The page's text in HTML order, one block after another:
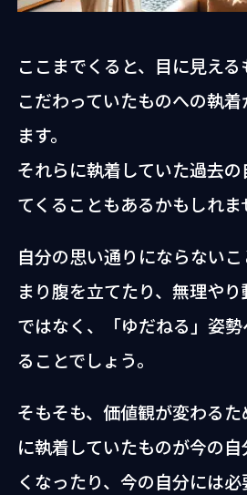
ここまでくると、目に見え
こだわっていたものへの執
ます。
それらに執着していた過去
てくることもあるかもしれま
自分の思い通りにならない
まり腹を立てたり、無理や
ではなく、「ゆだねる」姿
ることでしょう。
そもそも、価値観が変わる
に執着していたものが今の
くなったり、今の自分には